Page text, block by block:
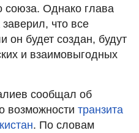
союза. Однако глава
заверил, что все
он будет создан, будут
и взаимовыгодных
сообщал об
возможности транзита
. По словам